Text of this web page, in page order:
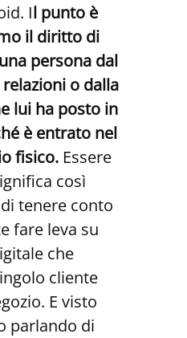
Il punto è
il diritto di
persona dal
o dalla
lui ha posto in
è entrato nel
fisico. Essere
così
tenere conto
fare leva su
che
cliente
E visto
parlando di